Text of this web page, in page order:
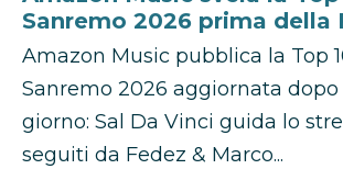
Sanremo 2026 prima della
Amazon Music pubblica la Top
Sanremo 2026 aggiornata
giorno: Sal Da Vinci guida lo
seguiti da Fedez & Marco...